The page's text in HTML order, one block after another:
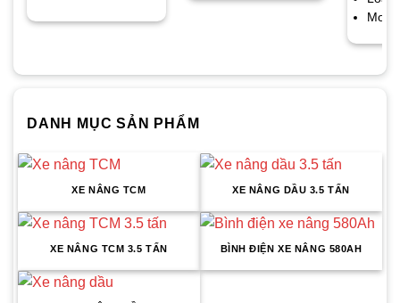
DANH MỤC SẢN PHẨM
XE NÂNG TCM XE NÂNG DẦU 3.5 TẤN
XE NÂNG TCM 3.5 TẤN BÌNH ĐIỆN XE NÂNG 580AH